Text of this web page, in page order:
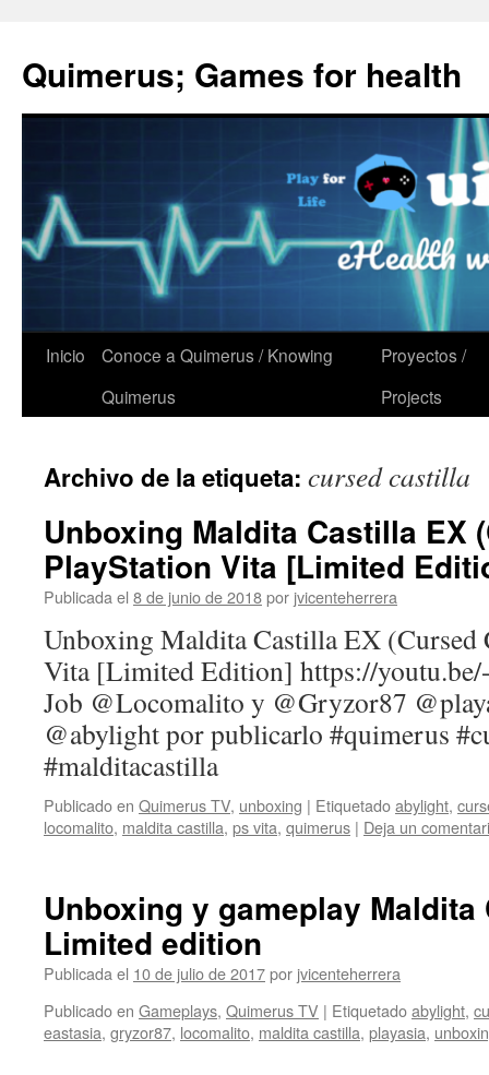
Quimerus; Games for health
Saltar
Inicio
Conoce a Quimerus / Knowing
Quimerus
Proyectos /
Projects
Archivo de la etiqueta: cursed castilla
Unboxing Maldita Castilla EX
PlayStation Vita [Limited
Publicada el 8 de junio de 2018por jvicenteherrera
Unboxing Maldita Castilla EX (Cursed
Vita [Limited Edition] https://
Job @Locomalito y @Gryzor87
@abylight por publicarlo #quimerus
#malditacastilla
Publicado en Quimerus TV, unboxing | Etiquetadoabylight,
locomalito, maldita castilla, ps vita, quimerus | Deja un
Unboxing y gameplay Maldita
Limited edition
Publicada el 10 de julio de 2017por jvicenteherrera
Publicado en Gameplays, Quimerus TV | Etiquetadoabylight,
eastasia, gryzor87, locomalito, maldita castilla, playasia,